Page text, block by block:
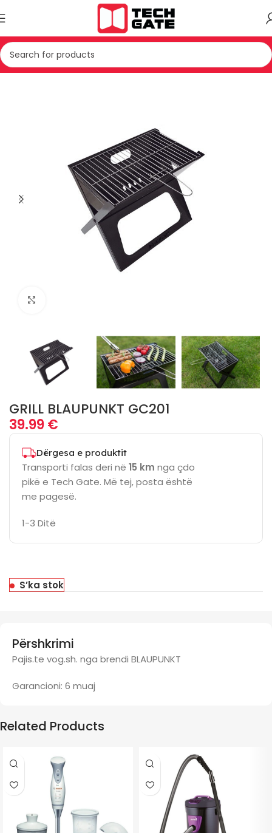
Kreu PAJISJE TE VOGLA SHTEPIAKE PAJISJE TJERA
GRILL BLAUPUNKT GC201
39.99€
Dërgesa e produktit
Transporti falas deri në 15 km nga çdo
pikë e Tech Gate. Më tej, posta është
me pagesë.
1-3 Ditë
S’ka stok
Përshkrimi
Pajis.te vog.sh. nga brendi BLAUPUNKT
Garancioni: 6 muaj
Related Products